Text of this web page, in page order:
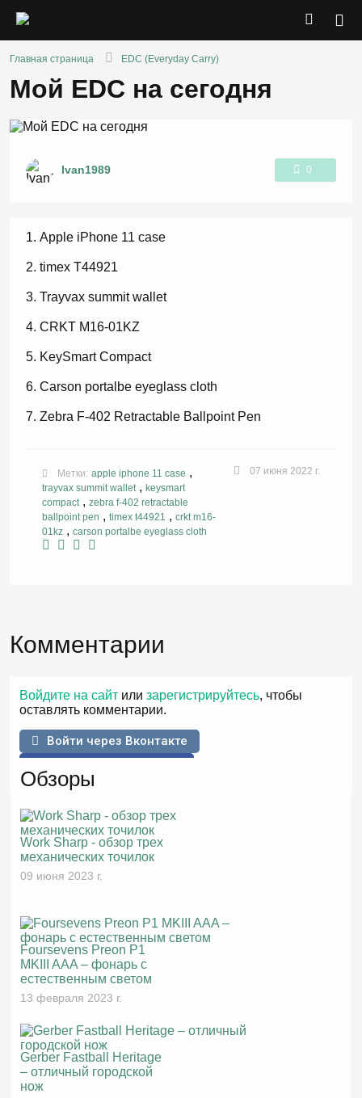
Главная страница EDC (Everyday Carry)
Мой EDC на сегодня
0
Ivan1989
Apple iPhone 11 case
timex T44921
Trayvax summit wallet
CRKT M16-01KZ
KeySmart Compact
Carson portalbe eyeglass cloth
Zebra F-402 Retractable Ballpoint Pen
Метки: apple iphone 11 case ,
trayvax summit wallet , keysmart
compact , zebra f-402 retractable
ballpoint pen , timex t44921 , crkt m16-
01kz , carson portalbe eyeglass cloth
07 июня 2022 г.
Комментарии
Войдите на сайт или зарегистрируйтесь, чтобы
оставлять комментарии.
Войти через Вконтакте
Обзоры
Work Sharp - обзор трех
механических точилок
09 июня 2023 г.
Foursevens Preon P1
MKIII AAA – фонарь с
естественным светом
13 февраля 2023 г.
Gerber Fastball Heritage
– отличный городской
нож